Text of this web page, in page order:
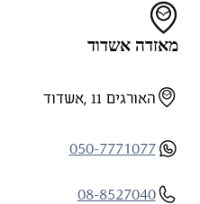
מאזדה אשדוד
האורגים 11 ,אשדוד
050-7771077
08-8527040